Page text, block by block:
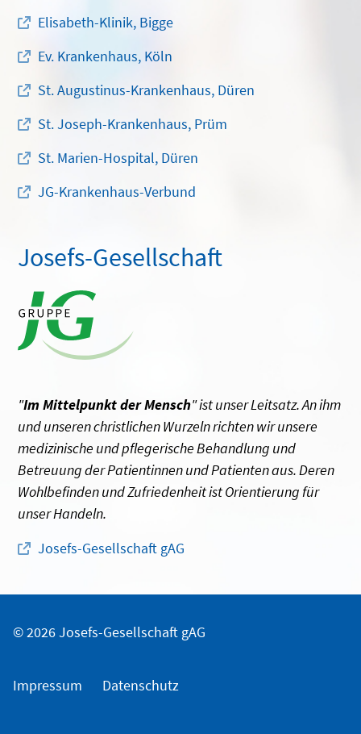
Elisabeth-Klinik, Bigge
Ev. Krankenhaus, Köln
St. Augustinus-Krankenhaus, Düren
St. Joseph-Krankenhaus, Prüm
St. Marien-Hospital, Düren
JG-Krankenhaus-Verbund
Josefs-Gesellschaft
"Im Mittelpunkt der Mensch" ist unser Leitsatz. An ihm
und unseren christlichen Wurzeln richten wir unsere
medizinische und pflegerische Behandlung und
Betreuung der Patientinnen und Patienten aus. Deren
Wohlbefinden und Zufriedenheit ist Orientierung für
unser Handeln.
Josefs-Gesellschaft gAG
Impressum Datenschutz
© 2026 Josefs-Gesellschaft gAG